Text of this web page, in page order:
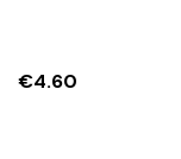
€4.60